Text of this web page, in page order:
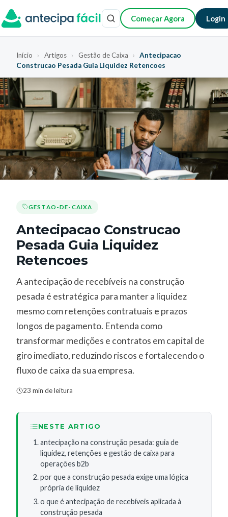
Começar Agora Login
Início › Artigos › Gestão de Caixa ›
Antecipacao
Construcao Pesada Guia Liquidez Retencoes
GESTAO-DE-CAIXA
Antecipacao Construcao
Pesada Guia Liquidez
Retencoes
A antecipação de recebíveis na construção
pesada é estratégica para manter a liquidez
mesmo com retenções contratuais e prazos
longos de pagamento. Entenda como
transformar medições e contratos em capital de
giro imediato, reduzindo riscos e fortalecendo o
fluxo de caixa da sua empresa.
23 min de leitura
NESTE ARTIGO
antecipação na construção pesada: guia de
liquidez, retenções e gestão de caixa para
operações b2b
por que a construção pesada exige uma lógica
própria de liquidez
o que é antecipação de recebíveis aplicada à
construção pesada